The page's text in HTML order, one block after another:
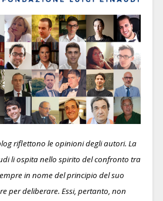
riflettono le opinioni degli autori. La
li ospita nello spirito del confronto tra
in nome del principio del suo
per deliberare. Essi, pertanto, non